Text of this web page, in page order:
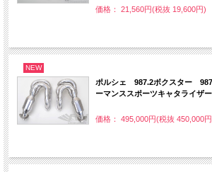
価格： 21,560円(税抜 19,600円)
NEW
ポルシェ 987.2ボクスター
ーマンススポーツキャタライ
価格： 495,000円(税抜 450,000